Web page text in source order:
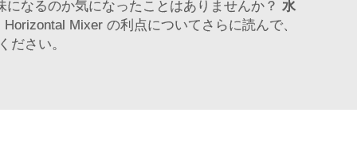
なるのか気になったことはありませんか？ 水
Mixer の利点についてさらに読んで、
ださい。